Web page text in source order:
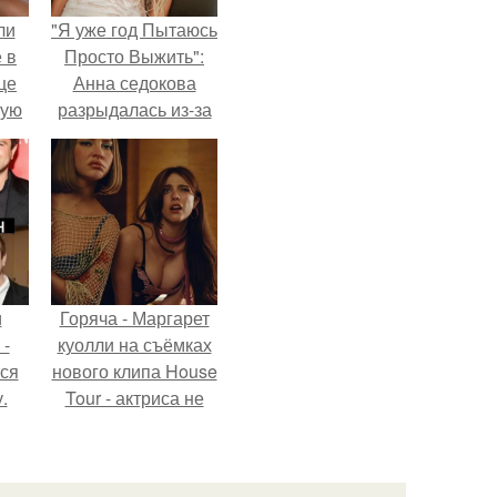
в
"Я уже год Пытаюсь
Просто Выжить":
Анна седокова
разрыдалась из-за
жесткой травли и
проклятий в сети.
Горяча - Маргарет
куолли на съёмках
нового клипа House
Tour - актриса не
выступила в роли